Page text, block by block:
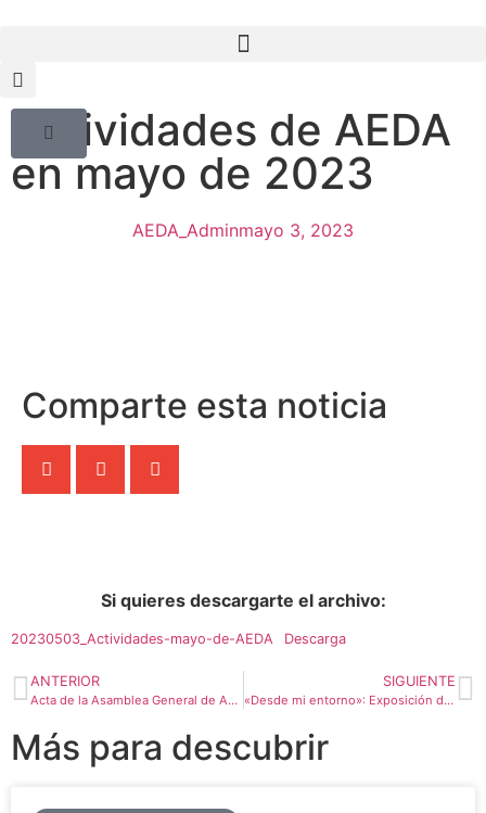
Actividades de AEDA
en mayo de 2023
AEDA_Adminmayo 3, 2023
Comparte esta noticia
Si quieres descargarte el archivo:
20230503_Actividades-mayo-de-AEDA Descarga
ANTERIOR
Acta de la Asamblea General de AEDA celebrada el 14 de abril de 2023
SIGUIENTE
«Desde mi entorno»: Exposición de Acuarelas de MANUEL MACIAS en Huesca ( 2 al 30 de junio de 2023)
Más para descubrir